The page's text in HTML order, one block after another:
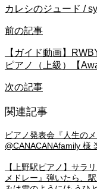
カレシのジュード /
前の記事
【ガイド動画】
ピアノ（上級）【
次の記事
関連記事
ピアノ発表会『人生の
@CANACANAfamily 様
【上野駅ピアノ】サラ
メドレー』弾いたら、